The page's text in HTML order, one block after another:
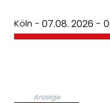
Köln - 07.08. 2026 -
Anzeige